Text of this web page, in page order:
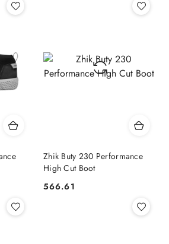
Zhik Buty 230 Performance
High Cut Boot
Cena:
566.61